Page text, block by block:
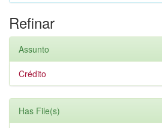
Refinar
Assunto
Crédito
Has File(s)